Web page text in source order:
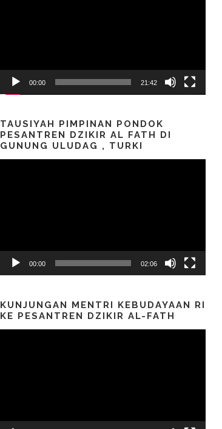
00:00 21:42
TAUSIYAH PIMPINAN PONDOK
PESANTREN DZIKIR AL FATH DI
GUNUNG ULUDAG , TURKI
00:00 02:06
KUNJUNGAN MENTRI KEBUDAYAAN RI
KE PESANTREN DZIKIR AL-FATH